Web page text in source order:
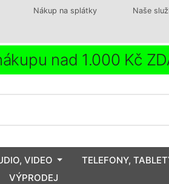
Nákup na splátky Naše
nad 1.000 Kč
VIDEO TELEFONY,
VÝPRODEJ